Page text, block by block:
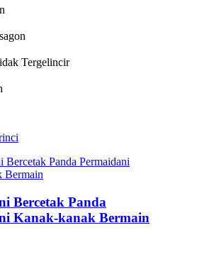
Tergelincir
Bercetak Panda
Kanak-kanak Bermain